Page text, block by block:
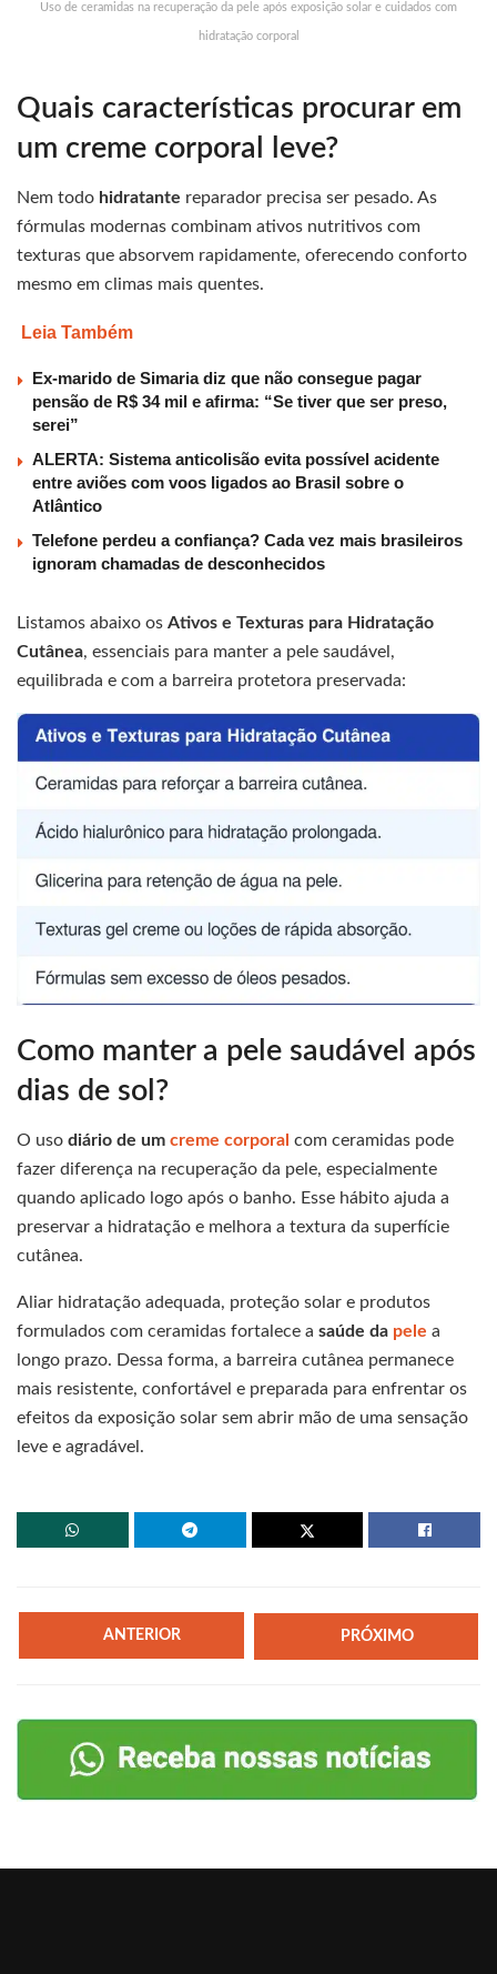
Uso de ceramidas na recuperação da pele após exposição solar e cuidados com
hidratação corporal
Quais características procurar em
um creme corporal leve?
Nem todo hidratante reparador precisa ser pesado. As
fórmulas modernas combinam ativos nutritivos com
texturas que absorvem rapidamente, oferecendo conforto
mesmo em climas mais quentes.
Leia Também
Ex-marido de Simaria diz que não consegue pagar
pensão de R$ 34 mil e afirma: “Se tiver que ser preso,
serei”
ALERTA: Sistema anticolisão evita possível acidente
entre aviões com voos ligados ao Brasil sobre o
Atlântico
Telefone perdeu a confiança? Cada vez mais brasileiros
ignoram chamadas de desconhecidos
Listamos abaixo os Ativos e Texturas para Hidratação
Cutânea, essenciais para manter a pele saudável,
equilibrada e com a barreira protetora preservada:
Como manter a pele saudável após
dias de sol?
O uso diário de um creme corporal com ceramidas pode
fazer diferença na recuperação da pele, especialmente
quando aplicado logo após o banho. Esse hábito ajuda a
preservar a hidratação e melhora a textura da superfície
cutânea.
Aliar hidratação adequada, proteção solar e produtos
formulados com ceramidas fortalece a saúde da pele a
longo prazo. Dessa forma, a barreira cutânea permanece
mais resistente, confortável e preparada para enfrentar os
efeitos da exposição solar sem abrir mão de uma sensação
leve e agradável.
ANTERIOR PRÓXIMO